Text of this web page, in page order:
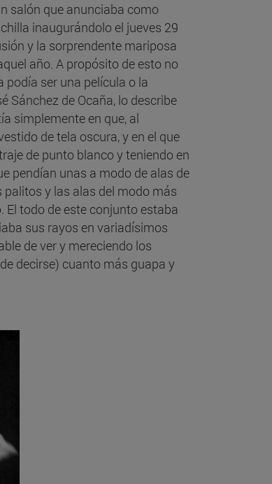
salón que anunciaba como
inaugurándolo el jueves 29
y la sorprendente mariposa
año. A propósito de esto no
podía ser una película o la
Sánchez de Ocaña, lo describe
simplemente en que, al
de tela oscura, y en el que
de punto blanco y teniendo en
pendían unas a modo de alas de
palitos y las alas del modo más
todo de este conjunto estaba
sus rayos en variadísimos
de ver y mereciendo los
decirse) cuanto más guapa y